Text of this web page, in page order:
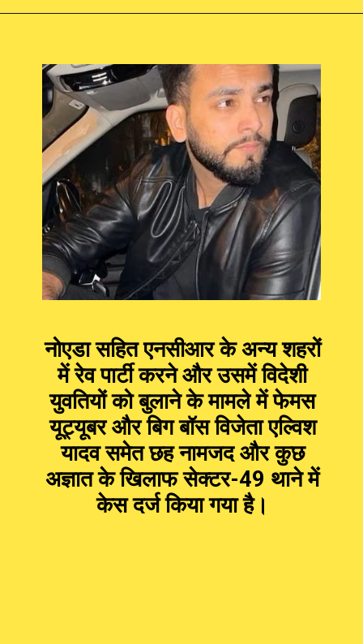
नोएडा सहित एनसीआर के अन्य शहरों
में रेव पार्टी करने और उसमें विदेशी
युवतियों को बुलाने के मामले में फेमस
यूट्यूबर और बिग बॉस विजेता एल्विश
यादव समेत छह नामजद और कुछ
अज्ञात के खिलाफ सेक्टर-49 थाने में
केस दर्ज किया गया है।